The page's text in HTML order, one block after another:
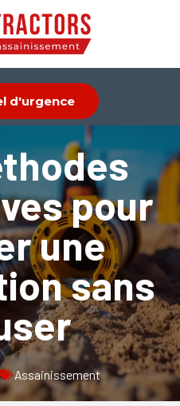
d'urgence
pour
une
sans
Assainissement